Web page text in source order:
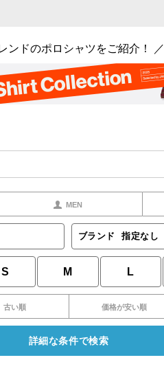
ンドのポロシャツをご紹介！ ／
MEN
ブランド 指定なし
S M L
古い順 価格が安い順
詳細な条件で検索